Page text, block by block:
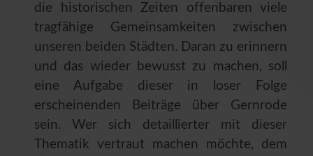
die historischen Zeiten offenbaren viele
tragfähige Gemeinsamkeiten zwischen
unseren beiden Städten. Daran zu erinnern
und das wieder bewusst zu machen, soll
eine Aufgabe dieser in loser Folge
erscheinenden Beiträge über Gernrode
sein. Wer sich detaillierter mit dieser
Thematik vertraut machen möchte, dem